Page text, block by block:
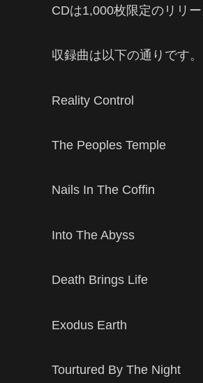
CDは1,000枚限定のリリー
収録曲は以下の通りです。
Reality Control
The Peoples Temple
Nails In The Coffin
Into The Abyss
Death Brings Life
Exodus Earth
Tourtured By The Night